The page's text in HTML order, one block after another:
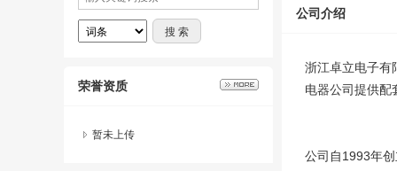
荣誉资质
暂未上传
公司介绍
浙江卓立电子有
电器公司提供配
公司自1993年